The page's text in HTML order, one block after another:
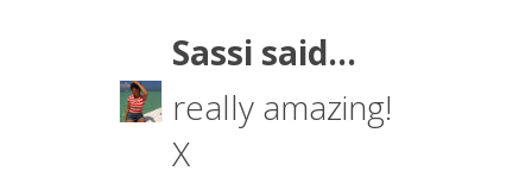
Sassi said...
really amazing!
X